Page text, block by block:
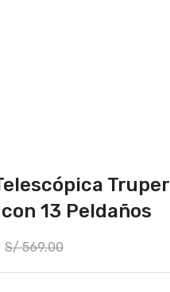
Truper
13 Peldaños
S/569.00